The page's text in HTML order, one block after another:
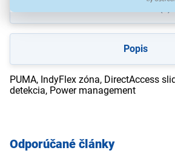
Popis
PUMA, IndyFlex zóna, DirectAccess
detekcia, Power management
Odporúčané články